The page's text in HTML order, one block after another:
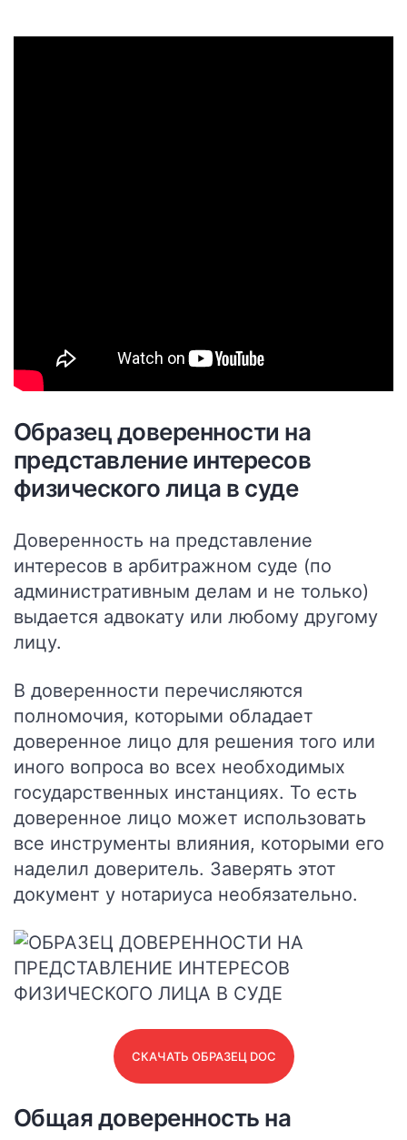
Образец доверенности на
представление интересов
физического лица в суде
Доверенность на представление
интересов в арбитражном суде (по
административным делам и не только)
выдается адвокату или любому другому
лицу.
В доверенности перечисляются
полномочия, которыми обладает
доверенное лицо для решения того или
иного вопроса во всех необходимых
государственных инстанциях. То есть
доверенное лицо может использовать
все инструменты влияния, которыми его
наделил доверитель. Заверять этот
документ у нотариуса необязательно.
СКАЧАТЬ ОБРАЗЕЦ DOC
Общая доверенность на